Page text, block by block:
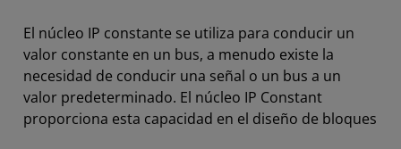
El núcleo IP constante se utiliza para conducir un
valor constante en un bus, a menudo existe la
necesidad de conducir una señal o un bus a un
valor predeterminado. El núcleo IP Constant
proporciona esta capacidad en el diseño de bloques